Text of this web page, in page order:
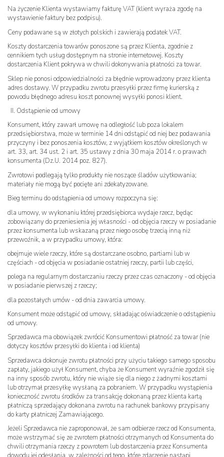
Na życzenie Klienta wystawiamy fakturę VAT (klient wyraża zgodę na
wystawienie faktury bez podpisu).
Ceny podawane są w złotych polskich i zawierają podatek VAT.
Koszty dostarczenia towarów ponoszone są przez Klienta, zgodnie z
cennikiem tych usług dostępnym na stronie internetowej. Koszty
dostarczenia Klient pokrywa w chwili dokonywania płatności za towar.
Sklep nie ponosi odpowiedzialności za błędnie wprowadzony przez klienta
adres dostawy. W przypadku zwrotu przesyłki przez firmę kurierską z
powodu błędnego adresu koszt ponownej wysyłki ponosi klient.
II. Odstąpienie od umowy
Konsument, który zawarł umowę na odległość lub poza lokalem
przedsiębiorstwa, może w terminie 14 dni odstąpić od niej bez podawania
przyczyny i bez ponoszenia kosztów, z wyjątkiem kosztów określonych w
art. 33, art. 34 ust. 2 i art. 35 ustawy z dnia 30 maja 2014 r. o prawach
konsumenta (Dz.U. 2014 poz. 827).
Zwrotowi podlegają tylko produkty nie noszące śladów użytkowania;
materiały nie mogą być pocięte ani zdekatyzowane.
Bieg terminu do odstąpienia od umowy rozpoczyna się:
dla umowy, w wykonaniu której przedsiębiorca wydaje rzecz, będąc
zobowiązany do przeniesienia jej własności - od objęcia rzeczy w posiadanie
przez konsumenta lub wskazaną przez niego osobę trzecią inną niż
przewoźnik, a w przypadku umowy, która:
obejmuje wiele rzeczy, które są dostarczane osobno, partiami lub w
częściach - od objęcia w posiadanie ostatniej rzeczy, partii lub części,
polega na regularnym dostarczaniu rzeczy przez czas oznaczony - od objęcia
w posiadanie pierwszej z rzeczy;
dla pozostałych umów - od dnia zawarcia umowy.
Konsument może odstąpić od umowy, składając oświadczenie o odstąpieniu
od umowy.
Sprzedawca ma obowiązek zwrócić Konsumentowi płatność za towar (nie
dotyczy kosztów przesyłki do klienta i od klienta)
Sprzedawca dokonuje zwrotu płatności przy użyciu takiego samego sposobu
zapłaty, jakiego użył Konsument, chyba że Konsument wyraźnie zgodził się
na inny sposób zwrotu, który nie wiąże się dla niego z żadnymi kosztami
lub otrzymał przesyłkę wysłaną za pobraniem. W przypadku wystąpienia
konieczność zwrotu środków za transakcję dokonaną przez klienta kartą
płatniczą sprzedający dokonana zwrotu na rachunek bankowy przypisany
do karty płatniczej Zamawiającego.
Jeżeli Sprzedawca nie zaproponował, że sam odbierze rzecz od Konsumenta,
może wstrzymać się ze zwrotem płatności otrzymanych od Konsumenta do
chwili otrzymania rzeczy z powrotem lub dostarczenia przez Konsumenta